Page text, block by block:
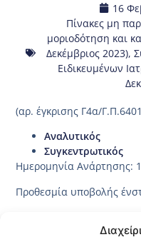
16
Πίνακες μη
μοριοδότηση και
Δεκέμβριος 2023),
Ειδικευμένων
(αρ. έγκρισης Γ4α/
Αναλυτικός
Συγκεντρωτικός
Ημερομηνία Ανάρτησης:
Προθεσμία υποβολής